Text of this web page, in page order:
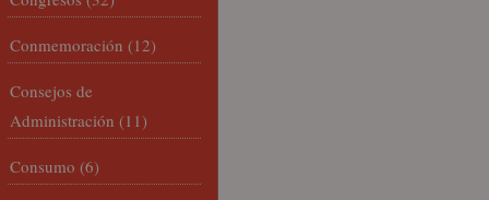
Conmemoración (12)
Consejos de
Administración (11)
Consumo (6)